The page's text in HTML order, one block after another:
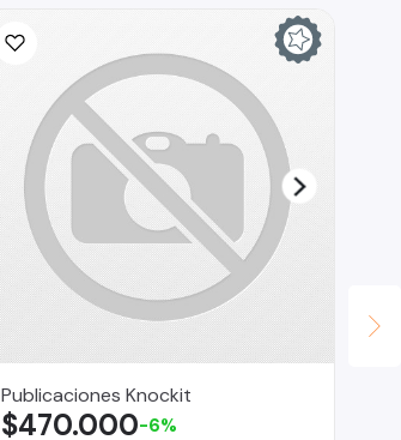
Publicaciones Knockit
$470.000-6%